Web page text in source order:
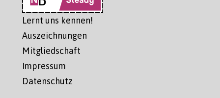
Lernt uns kennen!
Auszeichnungen
Mitgliedschaft
Impressum
Datenschutz